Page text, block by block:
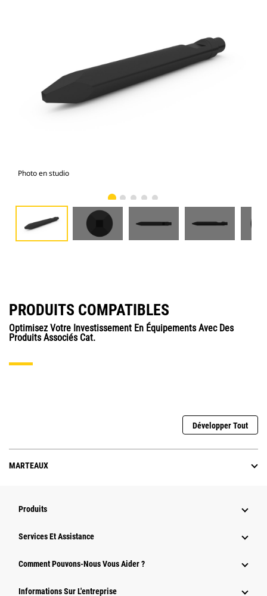
Photo en studio
PRODUITS COMPATIBLES
Optimisez Votre Investissement En Équipements Avec Des
Produits Associés Cat.
Développer Tout
MARTEAUX
Produits
Services Et Assistance
Comment Pouvons-Nous Vous Aider ?
Informations Sur L'entreprise